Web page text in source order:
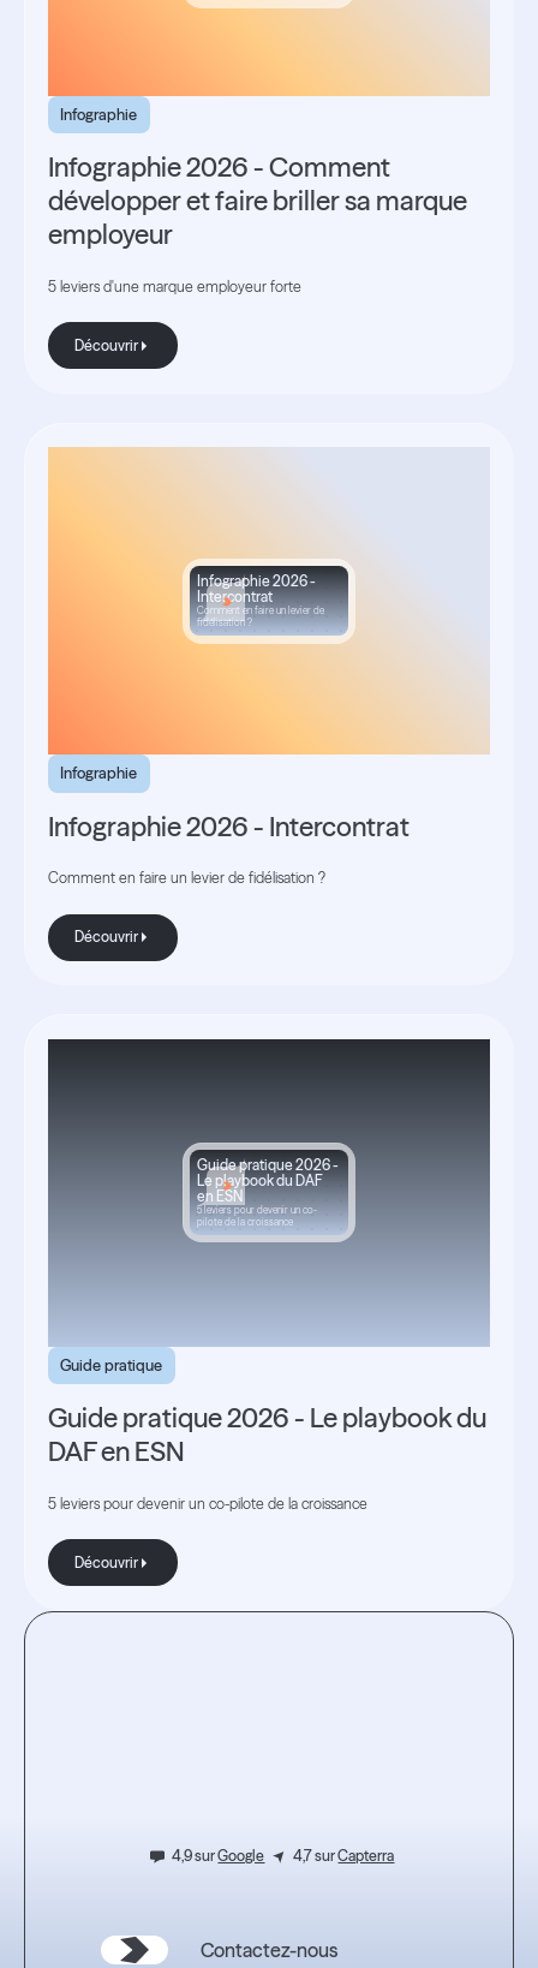
Infographie
Infographie 2026 - Comment
développer et faire briller sa marque
employeur
5 leviers d'une marque employeur forte
Découvrir
Découvrir
Infographie 2026 -
Intercontrat
Comment en faire un levier de
fidélisation ?
Infographie
Infographie 2026 - Intercontrat
Comment en faire un levier de fidélisation ?
Découvrir
Découvrir
Guide pratique 2026 -
Le playbook du DAF
en ESN
5 leviers pour devenir un co-
pilote de la croissance
Guide pratique
Guide pratique 2026 - Le playbook du
DAF en ESN
5 leviers pour devenir un co-pilote de la croissance
Découvrir
Découvrir
4,9 surGoogle 4,7 surCapterra
Contactez-nous